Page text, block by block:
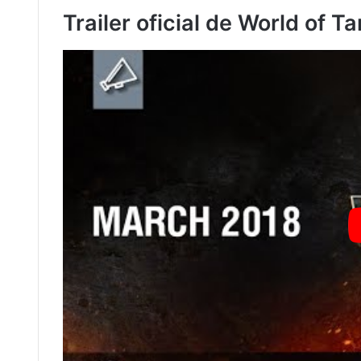
Trailer oficial de World of